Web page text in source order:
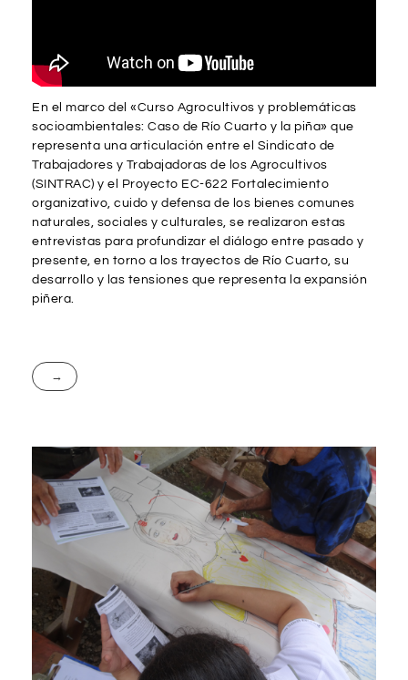
En el marco del «Curso Agrocultivos y problemáticas
socioambientales: Caso de Río Cuarto y la piña» que
representa una articulación entre el Sindicato de
Trabajadores y Trabajadoras de los Agrocultivos
(SINTRAC) y el Proyecto EC-622 Fortalecimiento
organizativo, cuido y defensa de los bienes comunes
naturales, sociales y culturales, se realizaron estas
entrevistas para profundizar el diálogo entre pasado y
presente, en torno a los trayectos de Río Cuarto, su
desarrollo y las tensiones que representa la expansión
piñera.